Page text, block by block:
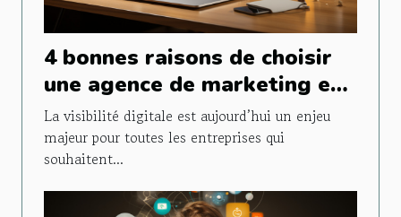
4 bonnes raisons de choisir
une agence de marketing et
de communication pour votre
site web ?
La visibilité digitale est aujourd’hui un enjeu
majeur pour toutes les entreprises qui
souhaitent...